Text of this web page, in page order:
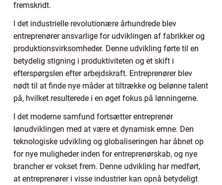
fremskridt.
I det industrielle revolutionære århundrede blev
entreprenører ansvarlige for udviklingen af fabrikker og
produktionsvirksomheder. Denne udvikling førte til en
betydelig stigning i produktiviteten og et skift i
efterspørgslen efter arbejdskraft. Entreprenører blev
nødt til at finde nye måder at tiltrække og belønne talent
på, hvilket resulterede i en øget fokus på lønningerne.
I det moderne samfund fortsætter entreprenør
lønudviklingen med at være et dynamisk emne. Den
teknologiske udvikling og globaliseringen har åbnet op
for nye muligheder inden for entreprenørskab, og nye
brancher er vokset frem. Denne udvikling har medført,
at entreprenører i visse industrier kan opnå betydeligt